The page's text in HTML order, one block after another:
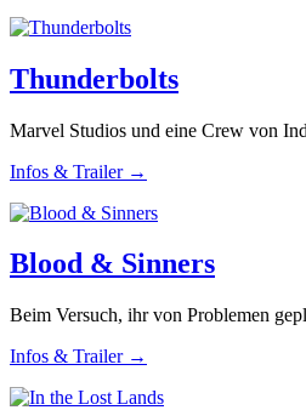
Thunderbolts
Marvel Studios und eine Crew von
Infos & Trailer →
Blood & Sinners
Beim Versuch, ihr von Problemen
Infos & Trailer →